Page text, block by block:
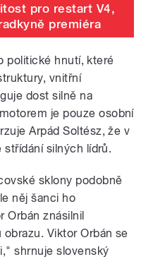
pro restart V4,
premiéra
politické hnutí, které
vnitřní
dost silně na
je pouze osobní
Arpád Soltész, že v
střídání silných lídrů.
sklony podobně
něj šanci ho
Orbán znásilnil
Viktor Orbán se
shrnuje slovenský